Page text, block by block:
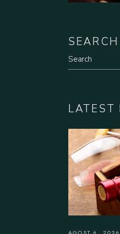
SEARCH
LATEST